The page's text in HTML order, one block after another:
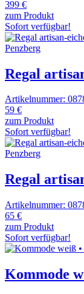
399 €
zum Produkt
Sofort verfügbar!
Regal
Artikelnummer:
59 €
zum Produkt
Sofort verfügbar!
Regal
Artikelnummer:
65 €
zum Produkt
Sofort verfügbar!
Kommode